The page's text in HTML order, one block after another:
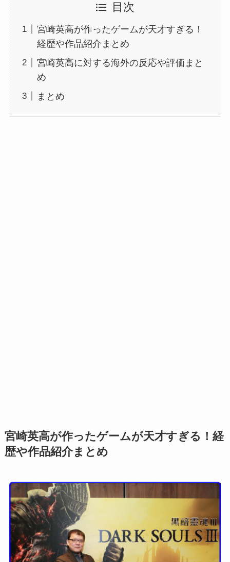
目次
宮崎英高が作ったゲームが天才すぎる！
経歴や作品紹介まとめ
宮崎英高に対する海外の反応や評価まと
め
まとめ
宮崎英高が作ったゲームが天才すぎる！経
歴や作品紹介まとめ